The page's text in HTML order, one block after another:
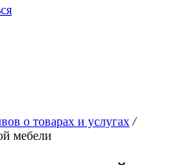
о товарах и услугах /
мебели